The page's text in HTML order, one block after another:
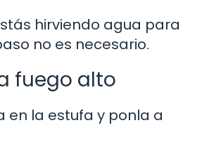
hirviendo agua para
no es necesario.
fuego alto
en la estufa y ponla a